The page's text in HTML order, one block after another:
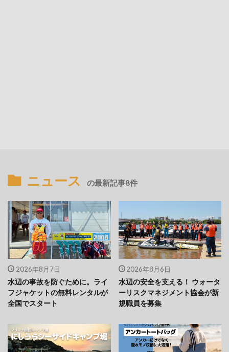
ニュース の最新記事8件
2026年8月7日
水辺の事故を防ぐために。ライ
フジャケットの無料レンタルが
全国でスタート
2026年8月6日
水辺の安全を支える！ ウォータ
ーリスクマネジメント協会が新
規職員を募集